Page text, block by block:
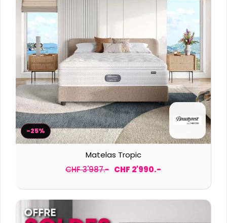
-25%
Matelas Tropic
CHF 3'987.- CHF 2'990.-